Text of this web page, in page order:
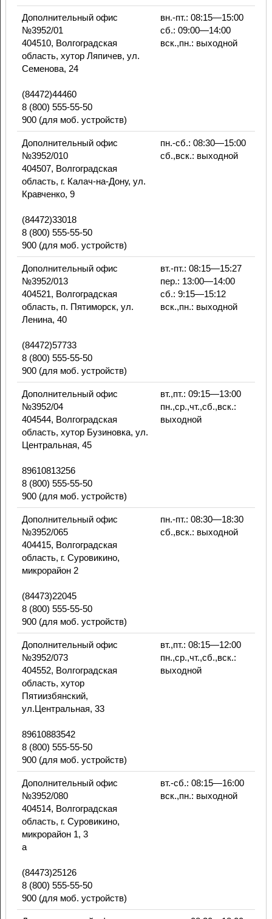
Дополнительный офис
№3952/01
404510, Волгоградская
область, хутор Ляпичев, ул.
Семенова, 24
(84472)44460
8 (800) 555-55-50
900 (для моб. устройств)
вн.-пт.: 08:15—15:00
сб.: 09:00—14:00
вск.,пн.: выходной
Дополнительный офис
№3952/010
404507, Волгоградская
область, г. Калач-на-Дону, ул.
Кравченко, 9
(84472)33018
8 (800) 555-55-50
900 (для моб. устройств)
пн.-сб.: 08:30—15:00
сб.,вск.: выходной
Дополнительный офис
№3952/013
404521, Волгоградская
область, п. Пятиморск, ул.
Ленина, 40
(84472)57733
8 (800) 555-55-50
900 (для моб. устройств)
вт.-пт.: 08:15—15:27
пер.: 13:00—14:00
сб.: 9:15—15:12
вск.,пн.: выходной
Дополнительный офис
№3952/04
404544, Волгоградская
область, хутор Бузиновка, ул.
Центральная, 45
89610813256
8 (800) 555-55-50
900 (для моб. устройств)
вт.,пт.: 09:15—13:00
пн.,ср.,чт.,сб.,вск.:
выходной
Дополнительный офис
№3952/065
404415, Волгоградская
область, г. Суровикино,
микрорайон 2
(84473)22045
8 (800) 555-55-50
900 (для моб. устройств)
пн.-пт.: 08:30—18:30
сб.,вск.: выходной
Дополнительный офис
№3952/073
404552, Волгоградская
область, хутор
Пятиизбянский,
ул.Центральная, 33
89610883542
8 (800) 555-55-50
900 (для моб. устройств)
вт.,пт.: 08:15—12:00
пн.,ср.,чт.,сб.,вск.:
выходной
Дополнительный офис
№3952/080
404514, Волгоградская
область, г. Суровикино,
микрорайон 1, 3
а
(84473)25126
8 (800) 555-55-50
900 (для моб. устройств)
вт.-сб.: 08:15—16:00
вск.,пн.: выходной